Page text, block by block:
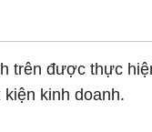
trên được thực
kinh doanh.